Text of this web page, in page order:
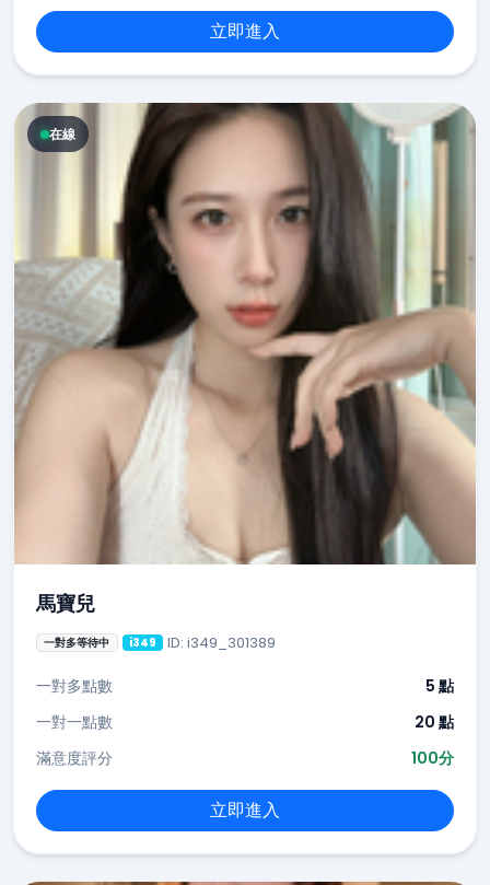
立即進入
在線
馬寶兒
一對多等待中 i349 ID: i349_301389
一對多點數
5 點
一對一點數
20 點
滿意度評分
100分
立即進入